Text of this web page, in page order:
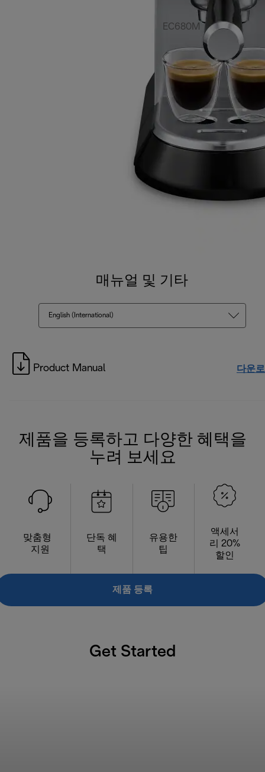
EC680M
매뉴얼 및 기타
English (International)
Product Manual 다운
제품을 등록하고 다양한 혜택을
누려 보세요
맞춤형
지원
단독 혜
택
유용한
팁
액세서
리 20%
할인
제품 등록
Get Started